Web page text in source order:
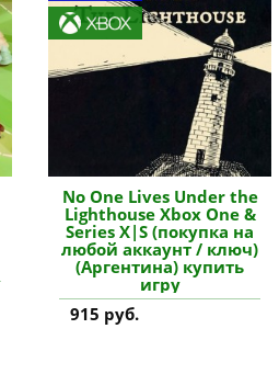
No One Lives Under the
Lighthouse Xbox One &
Series X|S (покупка на
любой аккаунт / ключ)
(Аргентина) купить
игру
915 руб.